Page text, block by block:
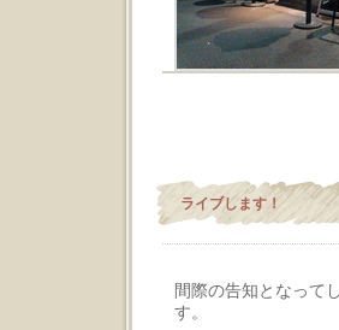
ライブします！
間際の告知となって
す。